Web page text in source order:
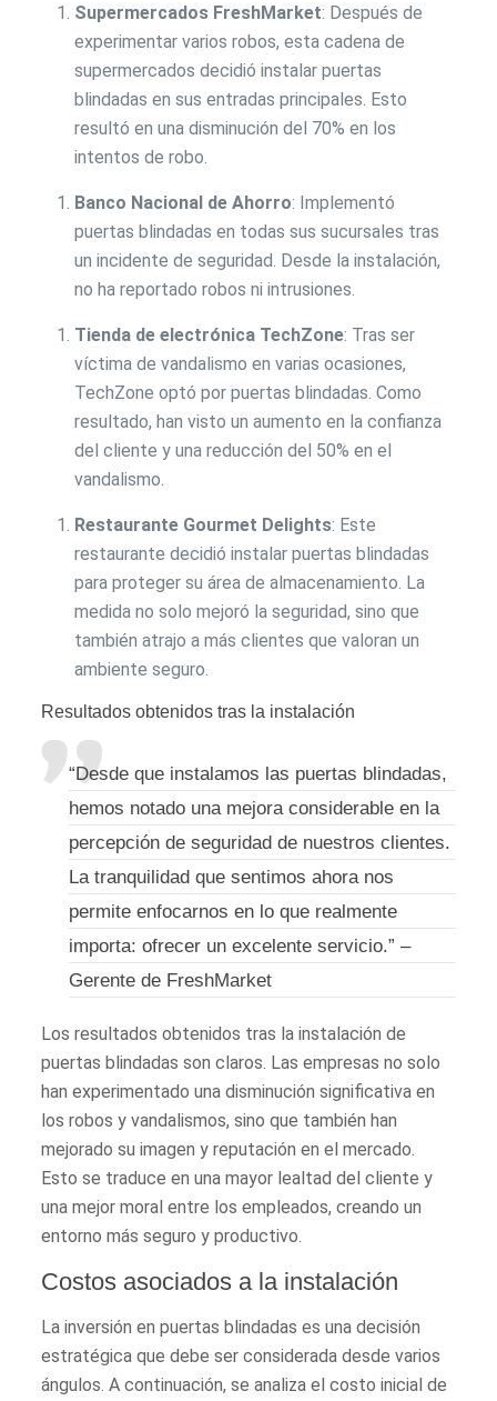
Supermercados FreshMarket: Después de
experimentar varios robos, esta cadena de
supermercados decidió instalar puertas
blindadas en sus entradas principales. Esto
resultó en una disminución del 70% en los
intentos de robo.
Banco Nacional de Ahorro: Implementó
puertas blindadas en todas sus sucursales tras
un incidente de seguridad. Desde la instalación,
no ha reportado robos ni intrusiones.
Tienda de electrónica TechZone: Tras ser
víctima de vandalismo en varias ocasiones,
TechZone optó por puertas blindadas. Como
resultado, han visto un aumento en la confianza
del cliente y una reducción del 50% en el
vandalismo.
Restaurante Gourmet Delights: Este
restaurante decidió instalar puertas blindadas
para proteger su área de almacenamiento. La
medida no solo mejoró la seguridad, sino que
también atrajo a más clientes que valoran un
ambiente seguro.
Resultados obtenidos tras la instalación
“Desde que instalamos las puertas blindadas,
hemos notado una mejora considerable en la
percepción de seguridad de nuestros clientes.
La tranquilidad que sentimos ahora nos
permite enfocarnos en lo que realmente
importa: ofrecer un excelente servicio.” –
Gerente de FreshMarket
Los resultados obtenidos tras la instalación de
puertas blindadas son claros. Las empresas no solo
han experimentado una disminución significativa en
los robos y vandalismos, sino que también han
mejorado su imagen y reputación en el mercado.
Esto se traduce en una mayor lealtad del cliente y
una mejor moral entre los empleados, creando un
entorno más seguro y productivo.
Costos asociados a la instalación
La inversión en puertas blindadas es una decisión
estratégica que debe ser considerada desde varios
ángulos. A continuación, se analiza el costo inicial de